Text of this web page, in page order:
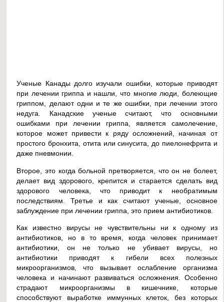
Ученые Канады долго изучали ошибки, которые приводят
при лечении гриппа и нашли, что многие люди, болеющие
гриппом, делают одни и те же ошибки, при лечении этого
недуга. Канадские ученые считают, что основными
ошибками при лечении гриппа, является самолечение,
которое может привести к ряду осложнений, начиная от
простого бронхита, отита или синусита, до пиелонефрита и
даже пневмонии.
Второе, это когда больной претворяется, что он не болеет,
делает вид здорового, крепится и старается сделать вид
здорового человека, что приводит к необратимым
последствиям. Третье и как считают ученые, основное
заблуждение при лечении гриппа, это прием антибиотиков.
Как известно вирусы не чувствительны ни к одному из
антибиотиков, но в то время, когда человек принимает
антибиотики, он не только не убивает вирусы, но
антибиотики приводят к гибели всех полезных
микроорганизмов, что вызывает ослабление организма
человека и начинают развиваться осложнения. Особенно
страдают микроорганизмы в кишечнике, которые
способствуют выработке иммунных клеток, без которых